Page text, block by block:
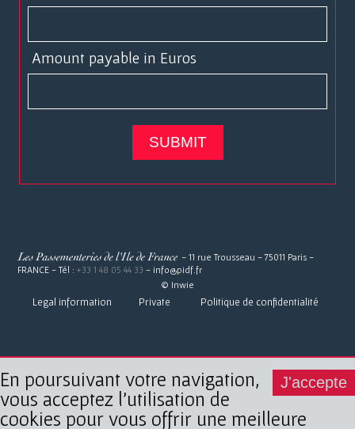
Amount payable in Euros
- 11 rue Trousseau - 75011 Paris -
FRANCE - Tél :+33 1 48 05 44 33 - info@pidf.fr
© Inwie
Legal information Private Politique de confidentialité
J'accepte
En poursuivant votre navigation,
vous acceptez l’utilisation de
cookies pour vous offrir une meilleure